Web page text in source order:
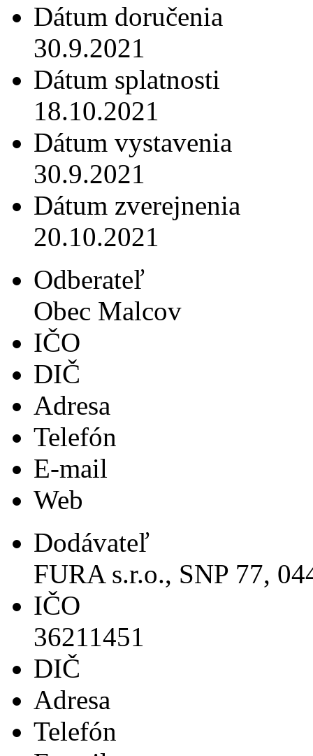
Dátum doručenia
30.9.2021
Dátum splatnosti
18.10.2021
Dátum vystavenia
30.9.2021
Dátum zverejnenia
20.10.2021
Odberateľ
Obec Malcov
IČO
DIČ
Adresa
Telefón
E-mail
Web
Dodávateľ
FURA s.r.o., SNP 77,
IČO
36211451
DIČ
Adresa
Telefón